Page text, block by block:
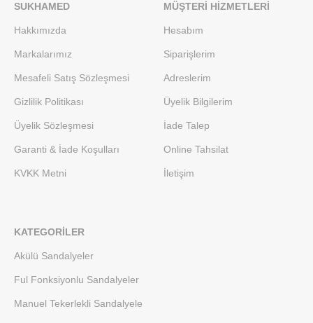
SUKHAMED
Hakkımızda
Markalarımız
Mesafeli Satış Sözleşmesi
Gizlilik Politikası
Üyelik Sözleşmesi
Garanti & İade Koşulları
KVKK Metni
MÜŞTERI HIZMETLERI
Hesabım
Siparişlerim
Adreslerim
Üyelik Bilgilerim
İade Talep
Online Tahsilat
İletişim
KATEGORILER
Akülü Sandalyeler
Ful Fonksiyonlu Sandalyeler
Manuel Tekerlekli Sandalyele